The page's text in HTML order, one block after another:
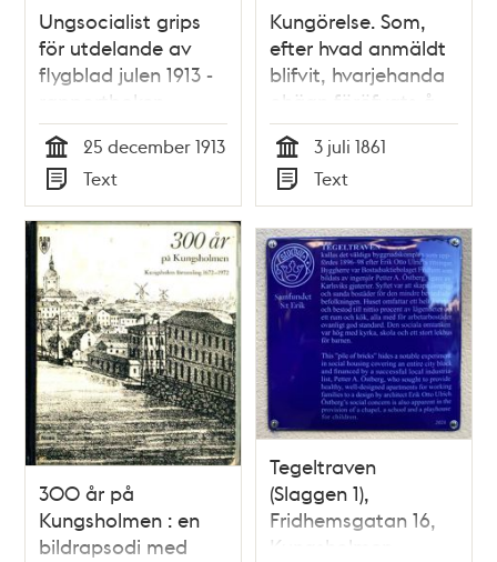
Ungsocialist grips
för utdelande av
flygblad julen 1913 -
rapportboken
Tid
25 december 1913
Typ
Text
Kungörelse. Som,
efter hvad anmäldt
blifvit, hvarjehanda
ohägn föröfvats å
Ulricae Eleonorae
eller Kungsholms
församlings
kyrkogård här i
staden...
Tid
3 juli 1861
Typ
Text
300 år på
Kungsholmen : en
bildrapsodi med
Tegeltraven
(Slaggen 1),
Fridhemsgatan 16,
Kungsholmen